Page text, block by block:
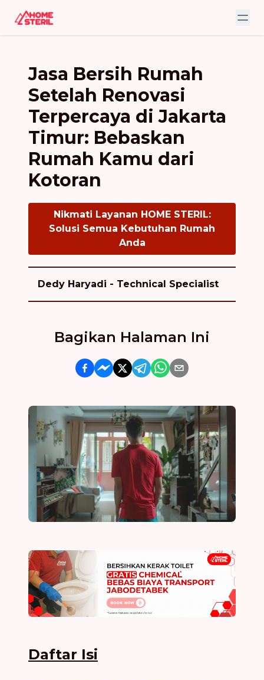
Jasa Bersih Rumah
Setelah Renovasi
Terpercaya di Jakarta
Timur: Bebaskan
Rumah Kamu dari
Kotoran
Nikmati Layanan HOME STERIL:
Solusi Semua Kebutuhan Rumah
Anda
Dedy Haryadi - Technical Specialist
Bagikan Halaman Ini
Daftar Isi